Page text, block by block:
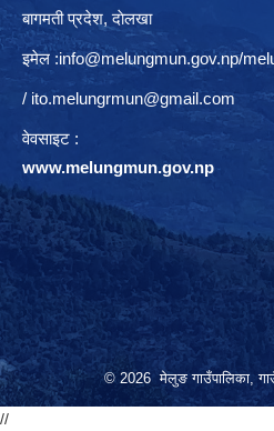
बागमती प्रदेश, दाेलखा
इमेल :info@melungmun.gov.np/
/ ito.melungrmun@gmail.com
वेवसाइट :
www.melungmun.gov.np
© 2026 मेलुङ गाउँपालिका, गाउँ
//